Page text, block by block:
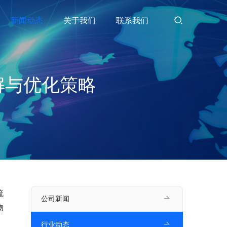
新闻动态 关于我们 联系我们
优化策略
公司新闻
行业动态